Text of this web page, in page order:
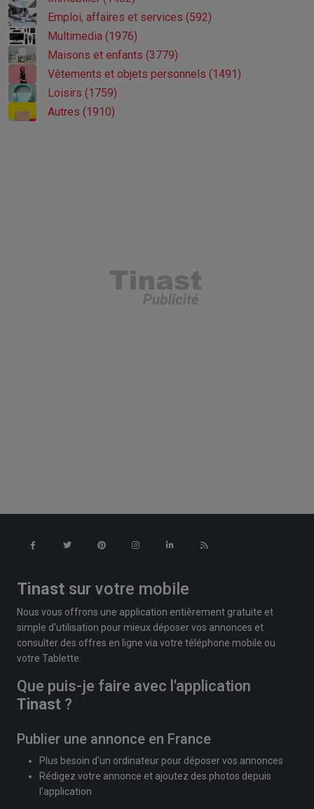
Emploi, affaires et services (592)
Multimedia (1976)
Maisons et enfants (3779)
Vêtements et objets personnels (1491)
Loisirs (1759)
Autres (1910)
Tinast sur votre mobile
Nous vous offrons une application entièrement gratuite et
simple d'utilisation pour mieux déposer vos annonces et
consulter des offres en ligne via votre téléphone mobile ou
votre Tablette.
Que puis-je faire avec l'application
Tinast ?
Publier une annonce en France
Plus besoin d'un ordinateur pour déposer vos annonces
Rédigez votre annonce et ajoutez des photos depuis
l'application